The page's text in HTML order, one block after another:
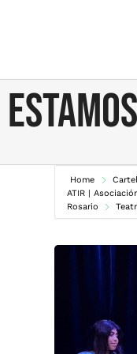
Home
ATIR |
Rosario